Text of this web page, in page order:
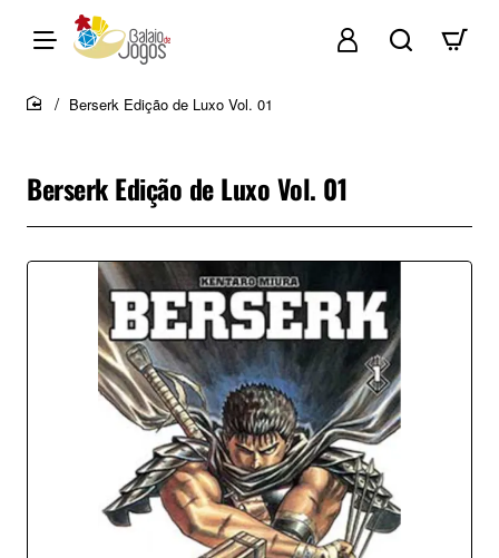
Berserk Edição de Luxo Vol. 01
Berserk Edição de Luxo Vol. 01